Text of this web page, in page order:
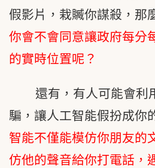
假影片，栽贓你謀殺，那
你會不會同意讓政府每分
的實時位置呢？
還有，有人可能會利
騙，讓人工智能假扮成你
智能不僅能模仿你朋友的
仿他的聲音給你打電話，